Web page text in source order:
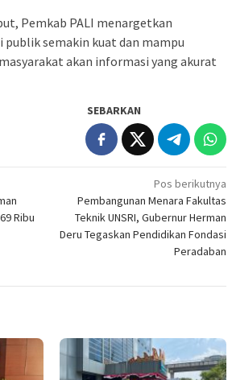
Pemkab PALI menargetkan
semakin kuat dan mampu
akan informasi yang akurat
SEBARKAN
Ribu
Pos berikutnya
Pembangunan Menara Fakultas
Teknik UNSRI, Gubernur Herman
Deru Tegaskan Pendidikan Fondasi
Peradaban